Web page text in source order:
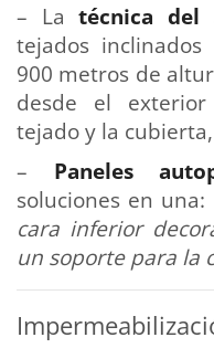
– Latécnica del
tejados
900 metros de
desde el
tejado y la
– Paneles
soluciones en una:
cara inferior
un soporte para la